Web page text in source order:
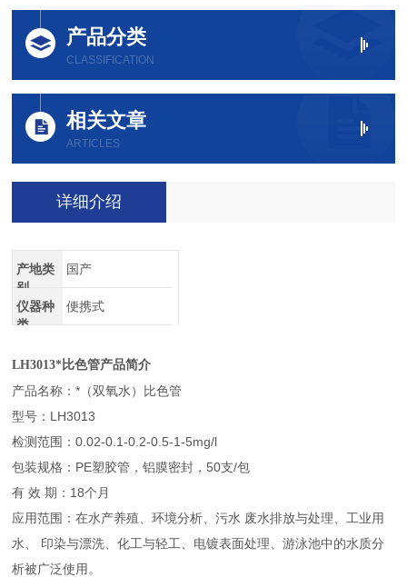
产品分类
CLASSIFICATION
相关文章
ARTICLES
详细介绍
产地类
别
国产
仪器种
类
便携式
LH3013*比色管产品简介
产品名称：*（双氧水）比色管
型号：LH3013
检测范围：0.02-0.1-0.2-0.5-1-5mg/l
包装规格：PE塑胶管，铝膜密封，50支/包
有 效 期：18个月
应用范围：在水产养殖、环境分析、污水 废水排放与处理、工业用
水、 印染与漂洗、化工与轻工、电镀表面处理、游泳池中的水质分
析被广泛使用。